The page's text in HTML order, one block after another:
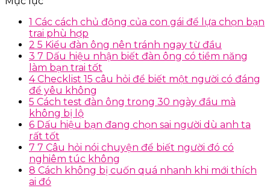
1 Các cách chủ động của con gái để lựa chọn bạn
trai phù hợp
2 5 Kiểu đàn ông nên tránh ngay từ đầu
3 7 Dấu hiệu nhận biết đàn ông có tiềm năng
làm bạn trai tốt
4Checklist 15 câu hỏi để biết một người có đáng
để yêu không
5 Cách test đàn ông trong 30 ngày đầu mà
không bị lộ
6 Dấu hiệu bạn đang chọn sai người dù anh ta
rất tốt
7 7 Câu hỏi nói chuyện để biết người đó có
nghiêm túc không
8 Cách không bị cuốn quá nhanh khi mới thích
ai đó